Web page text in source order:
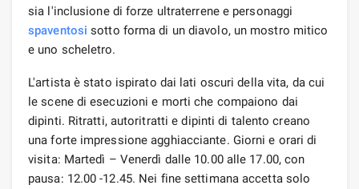
sia l'inclusione di forze ultraterrene e personaggi
spaventosi sotto forma di un diavolo, un mostro mitico
e uno scheletro.
L'artista è stato ispirato dai lati oscuri della vita, da cui
le scene di esecuzioni e morti che compaiono dai
dipinti. Ritratti, autoritratti e dipinti di talento creano
una forte impressione agghiacciante. Giorni e orari di
visita: Martedì – Venerdì dalle 10.00 alle 17.00, con
pausa: 12.00 -12.45. Nei fine settimana accetta solo